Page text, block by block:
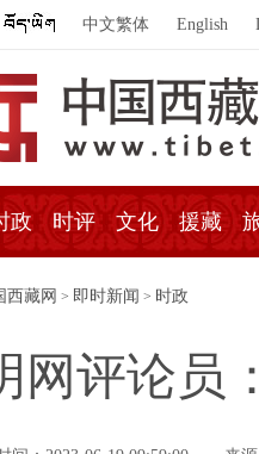
中文繁体 English
政 时评 文化 援藏
西藏网 > 即时新闻 > 时政
网评论员